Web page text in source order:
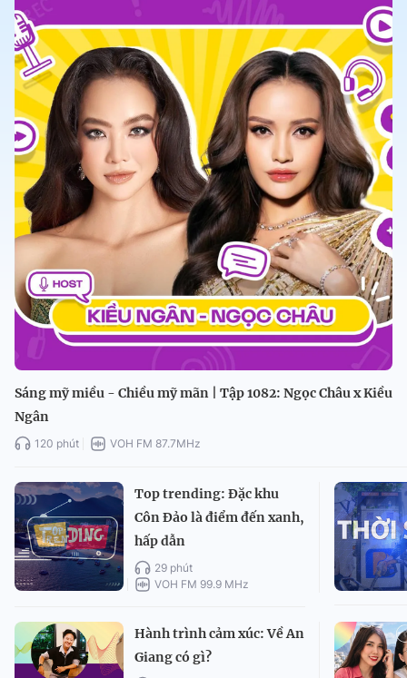
Sáng mỹ miều - Chiều mỹ mãn | Tập 1082: Ngọc Châu x Kiều
Ngân
120 phút VOH FM 87.7MHz
Top trending: Đặc khu
Côn Đảo là điểm đến xanh,
hấp dẫn
29 phút
VOH FM 99.9 MHz
Hành trình cảm xúc: Về An
Giang có gì?